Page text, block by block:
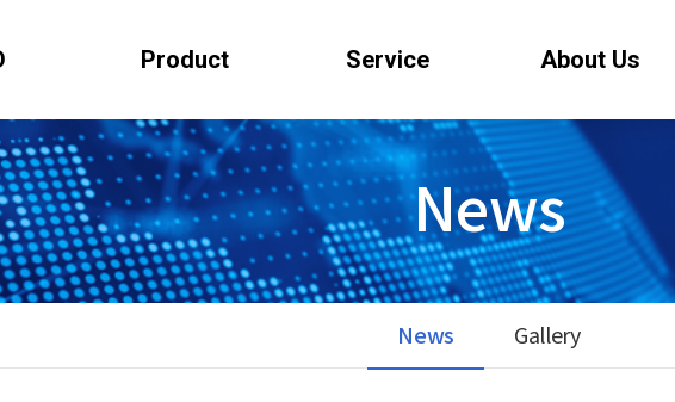
Product Service About Us
News
News Gallery